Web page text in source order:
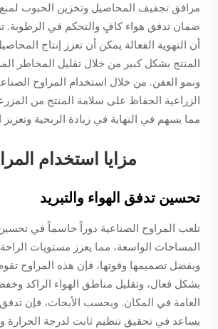
مرافق تجفيف المحاصيل وتخزين الحبوب
ضمان تدفق هواء كافٍ والتحكم في الرطوبة.
أن التهوية الفعالة يمكن أن تعزز إنتاج
المنتج بشكل كبير من خلال تقليل المخاطر
ونمو العفن. من خلال استخدام المراوح
الزراعية الحفاظ على سلامة المنتج من
مما يسهم في النهاية في زيادة الربحية وتعزيز
مزايا استخدام
تحسين تدفق الهواء والتبريد
تلعب المراوح الصناعية دوراً حاسماً في
المساحات الواسعة، مما يعزز مستويات
وبفضل تصميمها وقوتها، فإن هذه المراوح تقوم
بشكل فعال، وتقليل مناطق الهواء الراكد
العامة في المكان. وبحسب الأبحاث، فإن تدفق
يساعد في تحقيق تنظيم ثابت لدرجة الحرارة